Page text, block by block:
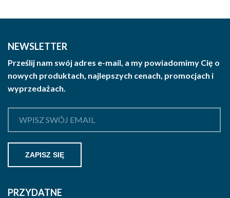
NEWSLETTER
Prześlij nam swój adres e-mail, a my powiadomimy Cię o
nowych produktach, najlepszych cenach, promocjach i
wyprzedażach.
PRZYDATNE